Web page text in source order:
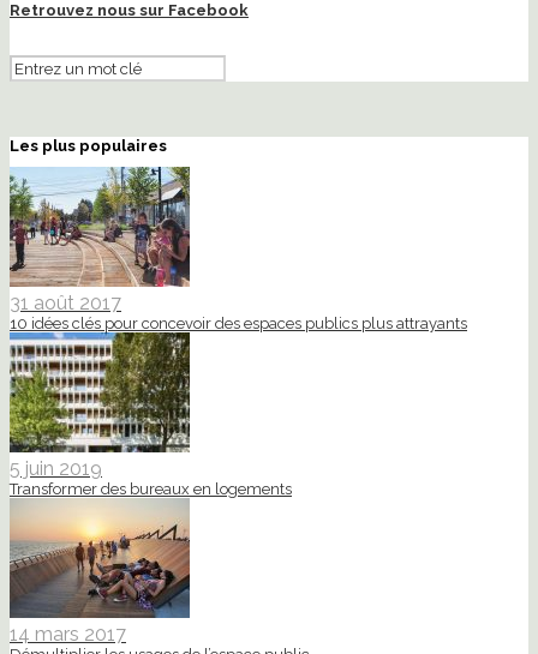
Retrouvez nous sur Facebook
Les plus populaires
31 août 2017
10 idées clés pour concevoir des espaces publics plus attrayants
5 juin 2019
Transformer des bureaux en logements
14 mars 2017